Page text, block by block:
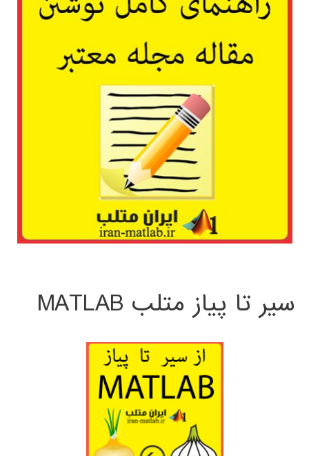
سیر تا پیاز متلب MATLAB